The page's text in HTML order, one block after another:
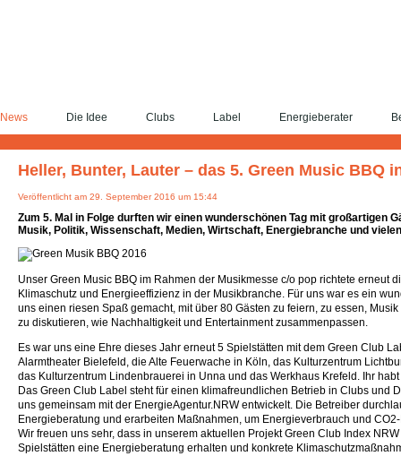
News Die Idee Clubs Label Energieberater
Heller, Bunter, Lauter – das 5. Green Music BBQ
Veröffentlicht am 29. September 2016 um 15:44
Zum 5. Mal in Folge durften wir einen wunderschönen Tag mit großartigen
Musik, Politik, Wissenschaft, Medien, Wirtschaft, Energiebranche und
Unser Green Music BBQ im Rahmen der Musikmesse c/o pop richtete erneut
Klimaschutz und Energieeffizienz in der Musikbranche. Für uns war es ein
uns einen riesen Spaß gemacht, mit über 80 Gästen zu feiern, zu essen,
zu diskutieren, wie Nachhaltigkeit und Entertainment zusammenpassen.
Es war uns eine Ehre dieses Jahr erneut 5 Spielstätten mit dem Green Club
Alarmtheater Bielefeld, die Alte Feuerwache in Köln, das Kulturzentrum
das Kulturzentrum Lindenbrauerei in Unna und das Werkhaus Krefeld. Ihr
Das Green Club Label steht für einen klimafreundlichen Betrieb in Clubs und
uns gemeinsam mit der EnergieAgentur.NRW entwickelt. Die Betreiber
Energieberatung und erarbeiten Maßnahmen, um Energieverbrauch und
Wir freuen uns sehr, dass in unserem aktuellen Projekt Green Club Index
Spielstätten eine Energieberatung erhalten und konkrete